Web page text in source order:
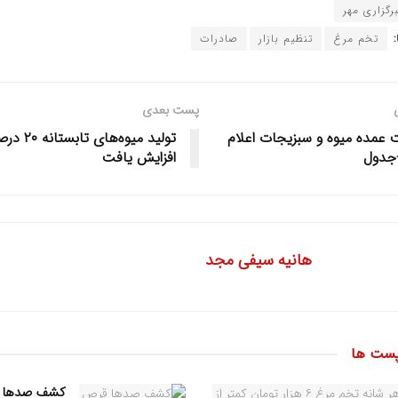
مهر
تخم مرغ تنظیم بازار صادرات
عمده میوه و سبزیجات اعلام
پست بعدی
تولید میوه‌های
افزایش یافت
هانیه سیفی مجد
ها
کشف